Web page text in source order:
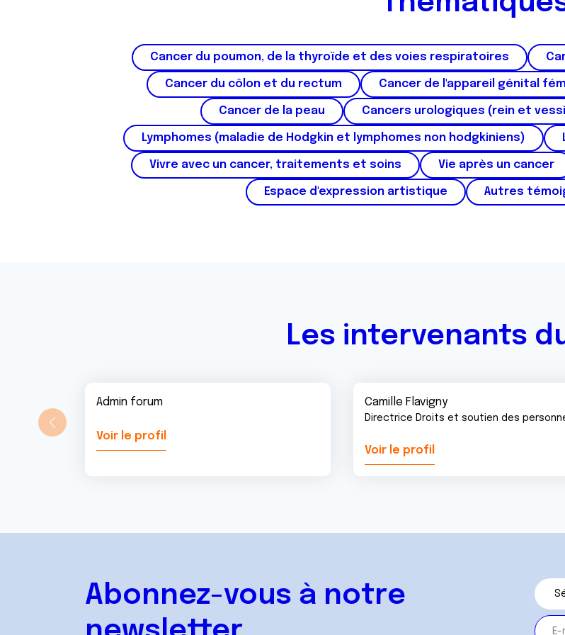
Cancer du poumon, de la thyroïde et des voies respiratoires
Cancer du côlon et du rectum Cancer de l'appareil génital
Cancer de la peau Cancers urologiques (rein et
Lymphomes (maladie de Hodgkin et lymphomes non hodgkiniens)
Vivre avec un cancer, traitements et soins Vie après un cancer
Espace d'expression artistique Autres
Les intervenants
Admin forum
Voir le profil
Camille Flavigny
Directrice Droits et soutien des
Voir le profil
Abonnez-vous à notre